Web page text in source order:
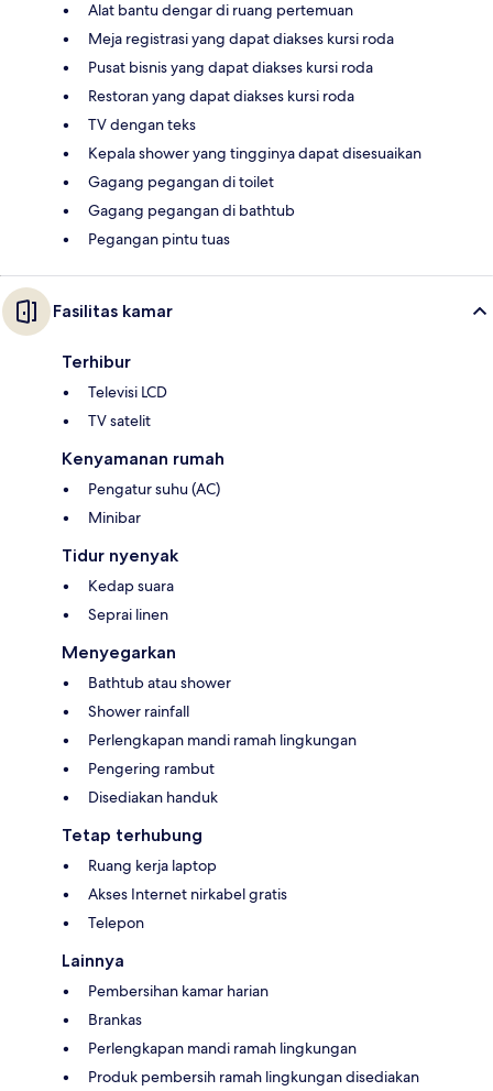
Alat bantu dengar di ruang pertemuan
Meja registrasi yang dapat diakses kursi roda
Pusat bisnis yang dapat diakses kursi roda
Restoran yang dapat diakses kursi roda
TV dengan teks
Kepala shower yang tingginya dapat disesuaikan
Gagang pegangan di toilet
Gagang pegangan di bathtub
Pegangan pintu tuas
Fasilitas kamar
Terhibur
Televisi LCD
TV satelit
Kenyamanan rumah
Pengatur suhu (AC)
Minibar
Tidur nyenyak
Kedap suara
Seprai linen
Menyegarkan
Bathtub atau shower
Shower rainfall
Perlengkapan mandi ramah lingkungan
Pengering rambut
Disediakan handuk
Tetap terhubung
Ruang kerja laptop
Akses Internet nirkabel gratis
Telepon
Lainnya
Pembersihan kamar harian
Brankas
Perlengkapan mandi ramah lingkungan
Produk pembersih ramah lingkungan disediakan